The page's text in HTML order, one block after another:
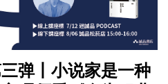
三弹丨小说家是一种